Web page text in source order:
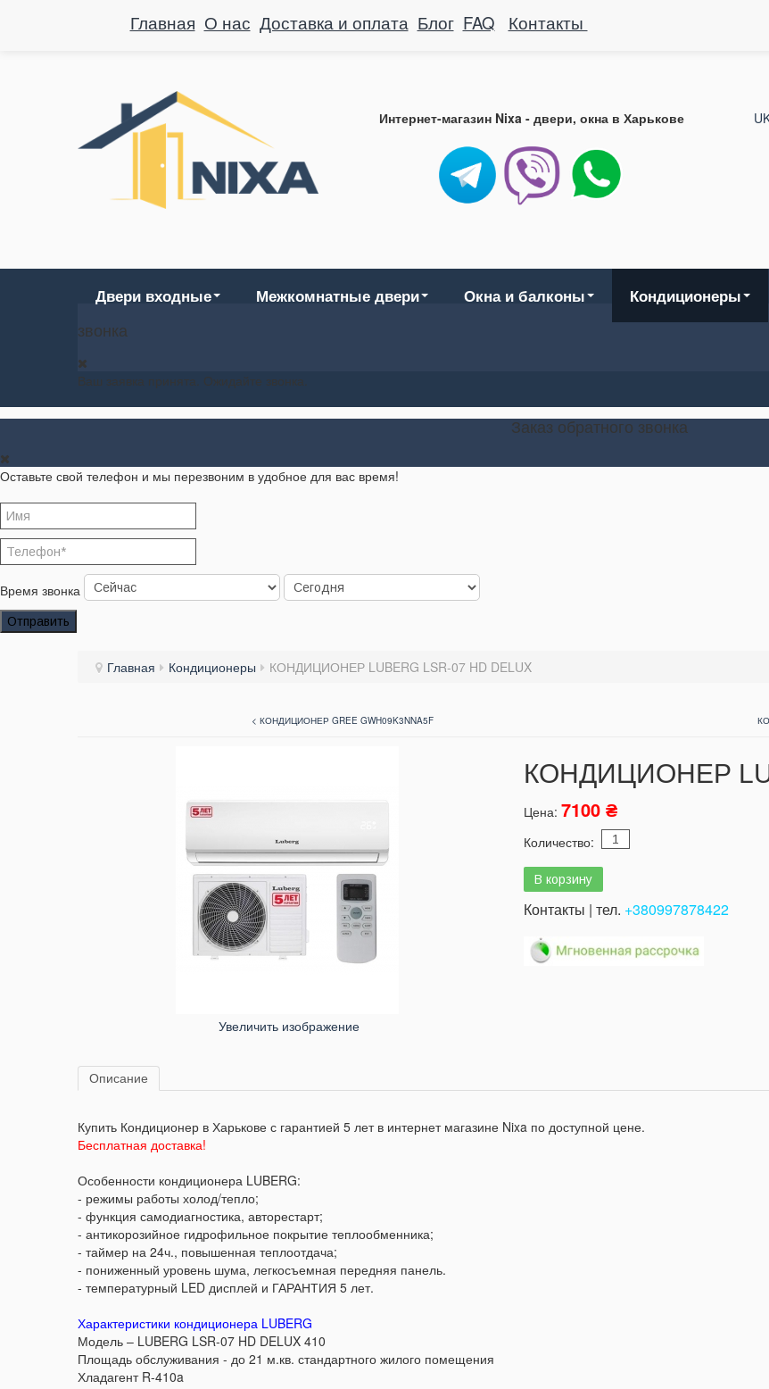
Главная О нас Доставка и оплата Блог FAQ Контакты
Интернет-магазин Nixa - двери, окна в Харькове
Двери входные Межкомнатные двери Окна и балконы Кондиционеры
звонка
Ваш заявка принята. Ожидайте звонка.
Заказ обратного звонка
Оставьте свой телефон и мы перезвоним в удобное для вас время!
Время звонка
Отправить
Главная Кондиционеры КОНДИЦИОНЕР LUBERG LSR-07 HD DELUX
< КОНДИЦИОНЕР GREE GWH09K3NNA5F
Увеличить изображение
КОНДИЦИОНЕР
Цена: 7100 ₴
Количество:
Контакты | тел. +380997878422
Описание
Купить Кондиционер в Харькове с гарантией 5 лет в интернет магазине Nixa по доступной цене.
Бесплатная доставка!
Особенности кондиционера LUBERG:
- режимы работы холод/тепло;
- функция самодиагностика, авторестарт;
- антикорозийное гидрофильное покрытие теплообменника;
- таймер на 24ч., повышенная теплоотдача;
- пониженный уровень шума, легкосъемная передняя панель.
- температурный LED дисплей и ГАРАНТИЯ 5 лет.
Характеристики кондиционера LUBERG
Модель – LUBERG LSR-07 HD DELUX 410
Площадь обслуживания - до 21 м.кв. стандартного жилого помещения
Хладагент R-410a